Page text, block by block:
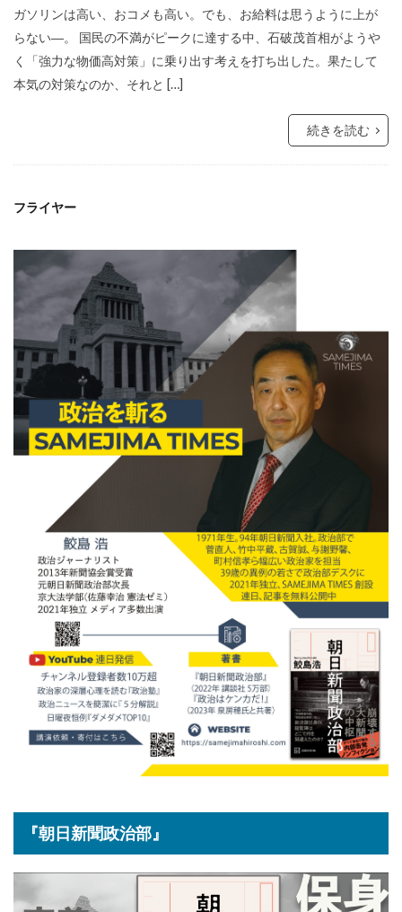
ガソリンは高い、おコメも高い。でも、お給料は思うように上が
らない―。 国民の不満がピークに達する中、石破茂首相がようや
く「強力な物価高対策」に乗り出す考えを打ち出した。果たして
本気の対策なのか、それと […]
続きを読む
フライヤー
『朝日新聞政治部』